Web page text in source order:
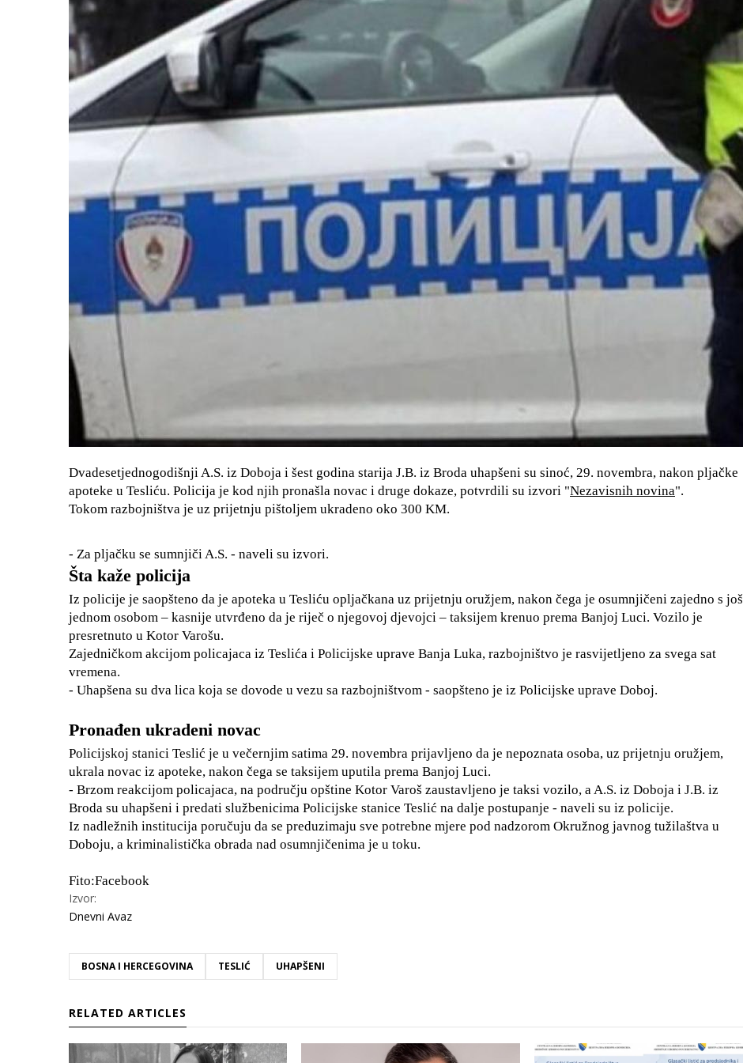
Dvadesetjednogodišnji A.S. iz Doboja i šest godina starija J.B. iz Broda uhapšeni su sinoć, 29. novembra, nakon pljačke
apoteke u Tesliću. Policija je kod njih pronašla novac i druge dokaze, potvrdili su izvori "Nezavisnih novina".
Tokom razbojništva je uz prijetnju pištoljem ukradeno oko 300 KM.
- Za pljačku se sumnjiči A.S. - naveli su izvori.
Šta kaže policija
Iz policije je saopšteno da je apoteka u Tesliću opljačkana uz prijetnju oružjem, nakon čega je osumnjičeni zajedno s još
jednom osobom – kasnije utvrđeno da je riječ o njegovoj djevojci – taksijem krenuo prema Banjoj Luci. Vozilo je
presretnuto u Kotor Varošu.
Zajedničkom akcijom policajaca iz Teslića i Policijske uprave Banja Luka, razbojništvo je rasvijetljeno za svega sat
vremena.
- Uhapšena su dva lica koja se dovode u vezu sa razbojništvom - saopšteno je iz Policijske uprave Doboj.
Pronađen ukradeni novac
Policijskoj stanici Teslić je u večernjim satima 29. novembra prijavljeno da je nepoznata osoba, uz prijetnju oružjem,
ukrala novac iz apoteke, nakon čega se taksijem uputila prema Banjoj Luci.
- Brzom reakcijom policajaca, na području opštine Kotor Varoš zaustavljeno je taksi vozilo, a A.S. iz Doboja i J.B. iz
Broda su uhapšeni i predati službenicima Policijske stanice Teslić na dalje postupanje - naveli su iz policije.
Iz nadležnih institucija poručuju da se preduzimaju sve potrebne mjere pod nadzorom Okružnog javnog tužilaštva u
Doboju, a kriminalistička obrada nad osumnjičenima je u toku.
Fito:Facebook
Izvor:
Dnevni Avaz
BOSNA I HERCEGOVINA TESLIĆ UHAPŠENI
RELATED ARTICLES